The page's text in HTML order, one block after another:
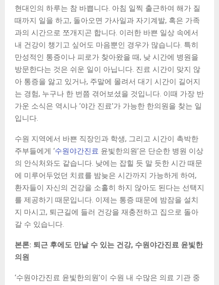
현대인의 하루는 참 바쁩니다. 아침 일찍 출근하여 해가 질
때까지 일을 하고, 돌아오면 가사일과 자기계발, 혹은 가족
과의 시간으로 쪼개지곤 합니다. 이러한 바쁜 일상 속에서
내 건강이 챙기고 싶어도 마음뿐인 경우가 많습니다. 특히
만성적인 통증이나 피로가 찾아왔을 때, 낮 시간에 병원을
방문한다는 것은 쉬운 일이 아닙니다. 진료 시간이 맞지 않
아 통증을 앓고 있거나, 주말에 몰려서 대기 시간이 길어지
는 경험, 누구나 한 번쯤 겪어보셨을 것입니다. 이때 가장 반
가운 소식은 역시나 ‘야간 진료’가 가능한 한의원을 찾는 일
입니다.
수원 지역에서 바쁜 직장인과 학생, 그리고 시간이 촉박한
주부들에게 ‘수원야간진료 윤빛한의원’은 단순한 병원 이상
의 안식처와도 같습니다. 낮에는 잡힐 듯 말 듯한 시간 때문
에 미루어두었던 치료를 밤늦은 시간까지 가능하게 하여,
환자들이 자신의 건강을 소홀히 하지 않아도 된다는 선택지
를 제공하기 때문입니다. 이제는 통증 때문에 밤잠을 설치
지 마시고, 퇴근길에 들러 건강을 재충전하고 집으로 돌아
갈 수 있습니다.
본론: 퇴근 후에도 만날 수 있는 건강, 수원야간진료 윤빛한
의원
‘수원야간진료 윤빛한의원’이 수원 내 수많은 의료 기관 중